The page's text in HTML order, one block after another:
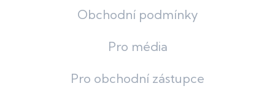
Obchodní podmínky
Pro média
Pro obchodní zástupce